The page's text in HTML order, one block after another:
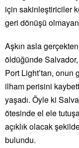
için sakinleştiriciler
geri dönüşü
Aşkın asla
öldüğünde
Port Light’tan, onun
ilham perisini
yaşadı. Öyle ki
ötesinde el ele
açıklık olacak
bulundu.